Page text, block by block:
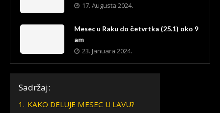
17. Augusta 2024.
Mesec u Raku do četvrtka (25.1) oko 9
am
23. Januara 2024.
Sadržaj:
1. KAKO DELUJE MESEC U LAVU?